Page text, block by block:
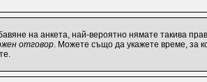
на анкета, най-вероятно нямате такива
отговор. Можете също да укажете време, за